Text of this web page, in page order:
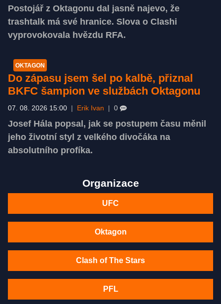
Postojář z Oktagonu dal jasně najevo, že
trashtalk má své hranice. Slova o Clashi
vyprovokovala hvězdu RFA.
OKTAGON
Do zápasu jsem šel po kalbě, přiznal
BKFC šampion ve službách Oktagonu
07. 08. 2026 15:00 | Erik Ivan | 0
Josef Hála popsal, jak se postupem času měnil
jeho životní styl z velkého divočáka na
absolutního profíka.
Organizace
UFC
Oktagon
Clash of The Stars
PFL